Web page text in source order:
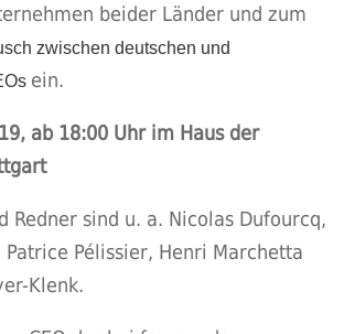
beider Länder und zum
zwischen deutschen und
ein.
ab 18:00 Uhr im Haus der
Redner sind u. a. Nicolas Dufourcq,
Pélissier, Henri Marchetta
Klenk.